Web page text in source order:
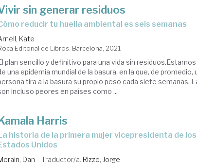
sin generar residuos
cómo reducir tu huella ambiental es seis semanas
Kate
Editorial de Libros. Barcelona, 2021
plan sencillo y definitivo para una vida sin
una epidemia mundial de la basura, en la que, de promedio,
tira a la basura su propio peso cada siete semanas.
incluso peores en países como ...
Harris
de los
Unidos
Dan Traductor/a. Rizzo, Jorge